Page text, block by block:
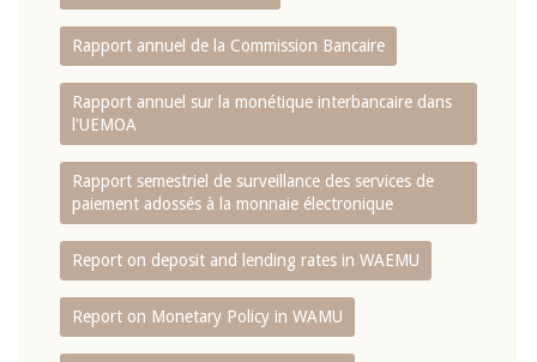
Rapport annuel de la Commission Bancaire
Rapport annuel sur la monétique interbancaire dans
l'UEMOA
Rapport semestriel de surveillance des services de
paiement adossés à la monnaie électronique
Report on deposit and lending rates in WAEMU
Report on Monetary Policy in WAMU